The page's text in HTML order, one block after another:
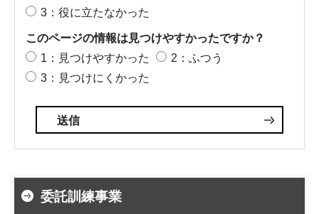
3：役に立たなかった
このページの情報は見つけやすかったですか？
1：見つけやすかった
2：ふつう
3：見つけにくかった
委託訓練事業